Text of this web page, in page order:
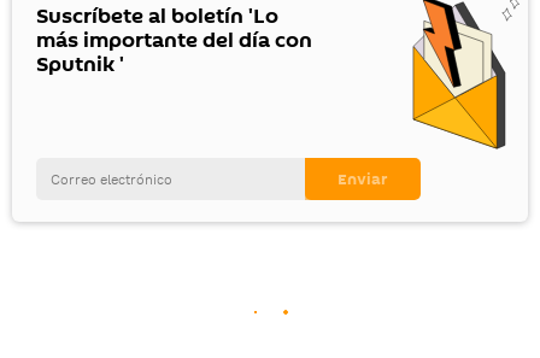
Suscríbete al boletín 'Lo
más importante del día con
Sputnik '